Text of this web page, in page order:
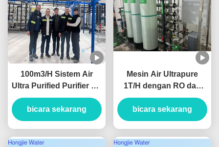
100m3/H Sistem Air
Ultra Purified Purifier Air
Industri Dengan Unit
UF+RO+EDI
bicara sekarang
Mesin Air Ultrapure
1T/H dengan RO dan
EDI
bicara sekarang